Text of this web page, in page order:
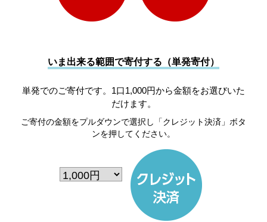
いま出来る範囲で寄付する（単発寄付）
単発でのご寄付です。1口1,000円から金額をお選びいた
だけます。
ご寄付の金額をプルダウンで選択し「クレジット決済」ボタ
ンを押してください。